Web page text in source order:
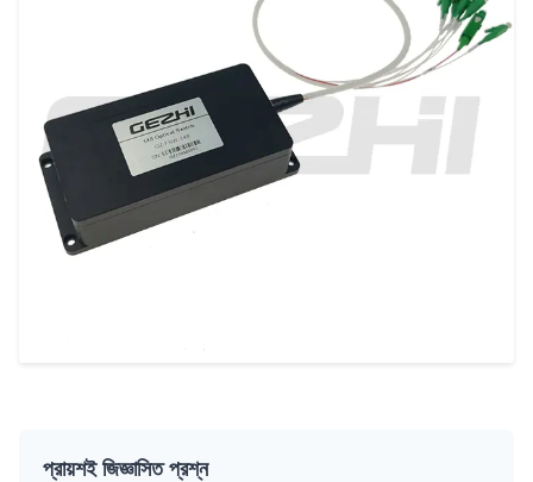
প্রায়শই জিজ্ঞাসিত প্রশ্ন